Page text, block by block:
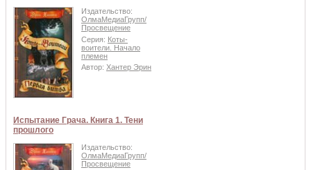
Издательство:
ОлмаМедиаГрупп/
Просвещение
Серия: Коты-
воители. Начало
племен
Автор: Хантер Эрин
Испытание Грача. Книга 1. Тени
прошлого
Издательство:
ОлмаМедиаГрупп/
Просвещение